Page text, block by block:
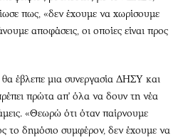
πως, «δεν έχουμε να χωρίσουμε
αποφάσεις, οι οποίες είναι προς
έβλεπε μια συνεργασία ΔΗΣΥ και
πρώτα απ' όλα να δουν τη νέα
«Θεωρώ ότι όταν παίρνουμε
το δημόσιο συμφέρον, δεν έχουμε να